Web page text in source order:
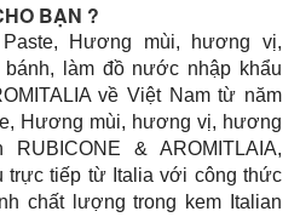
BẠN ?
Hương mùi, hương vị,
làm đồ nước nhập khẩu
về Việt Nam từ năm
Hương mùi, hương vị, hương
& AROMITLAIA,
trực tiếp từ Italia với công thức
chất lượng trong kem Italian